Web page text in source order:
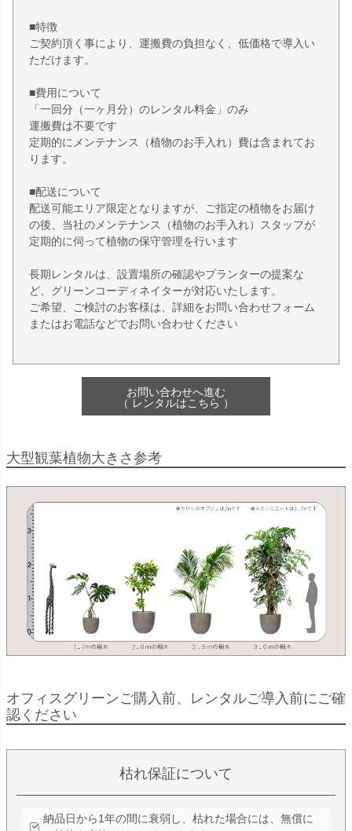
■特徴
ご契約頂く事により、運搬費の負担なく、低価格で導入い
ただけます。
■費用について
「一回分（一ヶ月分）のレンタル料金」のみ
運搬費は不要です
定期的にメンテナンス（植物のお手入れ）費は含まれてお
ります。
■配送について
配送可能エリア限定となりますが、ご指定の植物をお届け
の後、当社のメンテナンス（植物のお手入れ）スタッフが
定期的に伺って植物の保守管理を行います
長期レンタルは、設置場所の確認やプランターの提案な
ど、グリーンコーディネイターが対応いたします。
ご希望、ご検討のお客様は、詳細をお問い合わせフォーム
またはお電話などでお問い合わせください
お問い合わせへ進む
（ レンタルはこちら ）
大型観葉植物大きさ参考
オフィスグリーンご購入前、レンタルご導入前にご確
認ください
枯れ保証について
納品日から1年の間に衰弱し、枯れた場合には、無償に